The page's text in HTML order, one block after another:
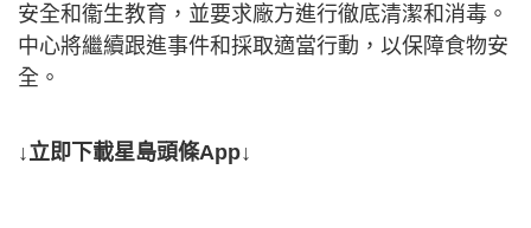
安全和衞生教育，並要求廠方進行徹底清潔和消毒。
中心將繼續跟進事件和採取適當行動，以保障食物安
全。
↓立即下載星島頭條App↓